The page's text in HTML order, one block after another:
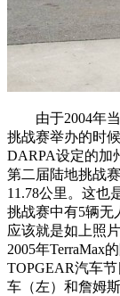
由于2004年当
挑战赛举办的时
DARPA设定的加
第二届陆地挑战
11.78公里。这也
挑战赛中有5辆无
应该就是如上照
2005年TerraMax
TOPGEAR汽车
车（左）和詹姆